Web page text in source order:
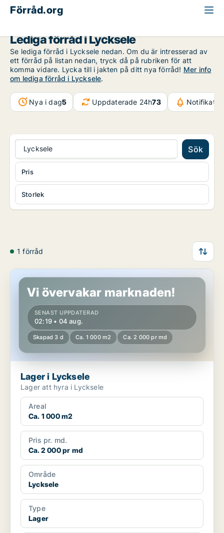
Förråd.org
Lediga förråd i Lycksele
Se lediga förråd i Lycksele nedan. Om du är intresserad av
ett förråd på listan nedan, tryck då på rubriken för att
komma vidare. Lycka till i jakten på ditt nya förråd! Mer info
om lediga förråd i Lycksele.
Nya i dag5 Uppdaterade 24h73
Lycksele Sök
Storlek
Pris
1 förråd
Lager i Lycksele
Vi övervakar marknaden!
SENAST UPPDATERAD
02:19 • 04 aug.
Skapad 3 d Ca. 1 000 m2 Ca. 2 000 pr md
Lager i Lycksele
Lager att hyra i Lycksele
Areal
Ca. 1 000 m2
Pris pr. md.
Ca. 2 000 pr md
Område
Lycksele
Type
Lager